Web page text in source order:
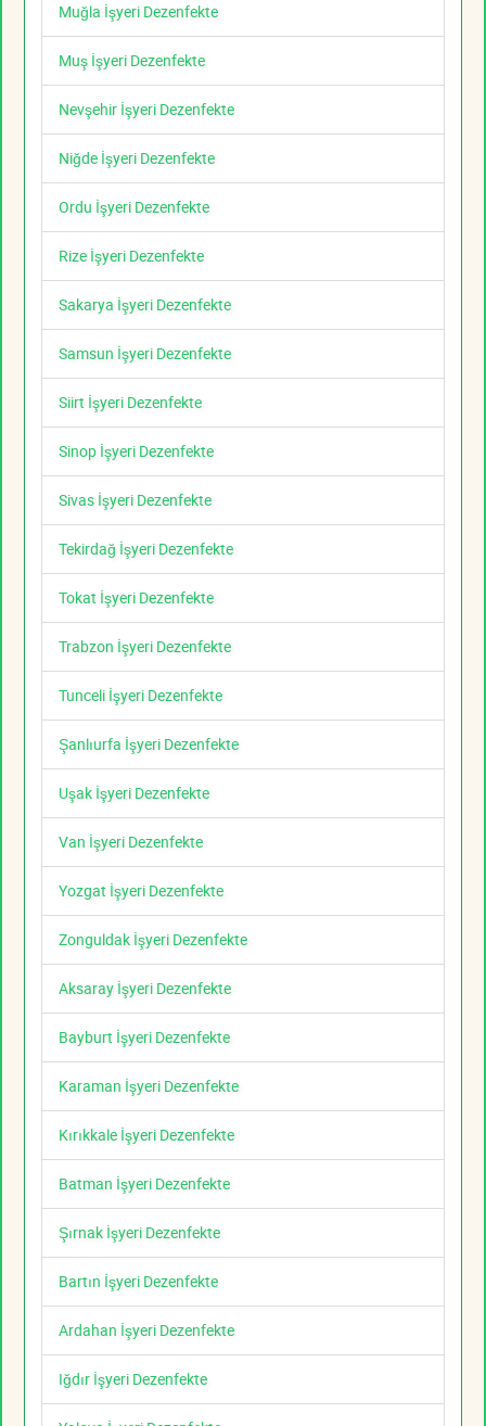
Muğla İşyeri Dezenfekte
Muş İşyeri Dezenfekte
Nevşehir İşyeri Dezenfekte
Niğde İşyeri Dezenfekte
Ordu İşyeri Dezenfekte
Rize İşyeri Dezenfekte
Sakarya İşyeri Dezenfekte
Samsun İşyeri Dezenfekte
Siirt İşyeri Dezenfekte
Sinop İşyeri Dezenfekte
Sivas İşyeri Dezenfekte
Tekirdağ İşyeri Dezenfekte
Tokat İşyeri Dezenfekte
Trabzon İşyeri Dezenfekte
Tunceli İşyeri Dezenfekte
Şanlıurfa İşyeri Dezenfekte
Uşak İşyeri Dezenfekte
Van İşyeri Dezenfekte
Yozgat İşyeri Dezenfekte
Zonguldak İşyeri Dezenfekte
Aksaray İşyeri Dezenfekte
Bayburt İşyeri Dezenfekte
Karaman İşyeri Dezenfekte
Kırıkkale İşyeri Dezenfekte
Batman İşyeri Dezenfekte
Şırnak İşyeri Dezenfekte
Bartın İşyeri Dezenfekte
Ardahan İşyeri Dezenfekte
Iğdır İşyeri Dezenfekte